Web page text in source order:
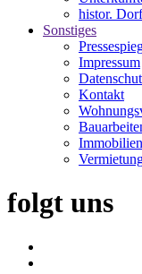
histor.
Sonstiges
Impressum
Kontakt
Immobilien
folgt uns